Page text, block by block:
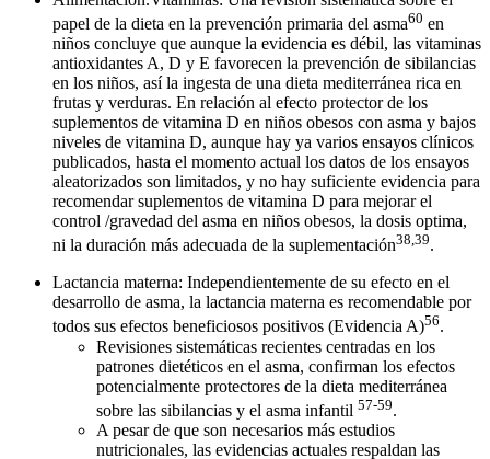
papel de la dieta en la prevención primaria del asma60 en
niños concluye que aunque la evidencia es débil, las vitaminas
antioxidantes A, D y E favorecen la prevención de sibilancias
en los niños, así la ingesta de una dieta mediterránea rica en
frutas y verduras. En relación al efecto protector de los
suplementos de vitamina D en niños obesos con asma y bajos
niveles de vitamina D, aunque hay ya varios ensayos clínicos
publicados, hasta el momento actual los datos de los ensayos
aleatorizados son limitados, y no hay suficiente evidencia para
recomendar suplementos de vitamina D para mejorar el
control /gravedad del asma en niños obesos, la dosis optima,
ni la duración más adecuada de la suplementación38,39.
Lactancia materna: Independientemente de su efecto en el
desarrollo de asma, la lactancia materna es recomendable por
todos sus efectos beneficiosos positivos (Evidencia A)56.
Revisiones sistemáticas recientes centradas en los
patrones dietéticos en el asma, confirman los efectos
potencialmente protectores de la dieta mediterránea
sobre las sibilancias y el asma infantil 57-59.
A pesar de que son necesarios más estudios
nutricionales, las evidencias actuales respaldan las